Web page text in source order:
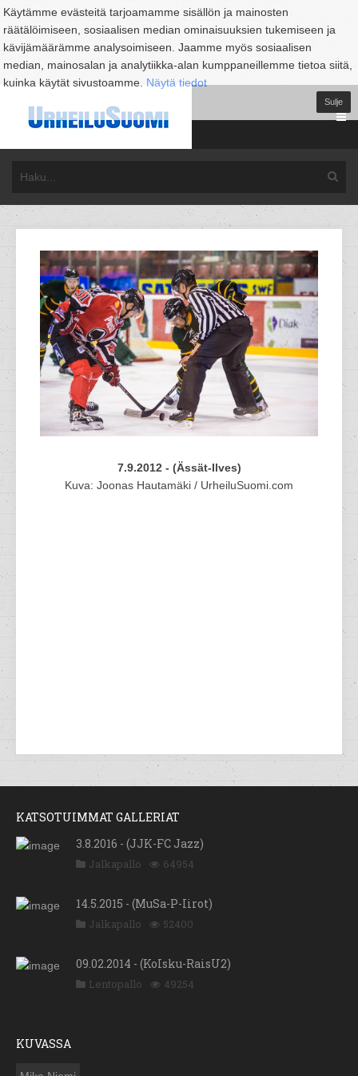
Käytämme evästeitä tarjoamamme sisällön ja mainosten
räätälöimiseen, sosiaalisen median ominaisuuksien tukemiseen ja
kävijämäärämme analysoimiseen. Jaamme myös sosiaalisen
median, mainosalan ja analytiikka-alan kumppaneillemme tietoa siitä,
kuinka käytät sivustoamme. Näytä tiedot
Sulje
7.9.2012 - (Ässät-Ilves)
Kuva: Joonas Hautamäki / UrheiluSuomi.com
KATSOTUIMMAT GALLERIAT
3.8.2016 - (JJK-FC Jazz)
Jalkapallo 64954
14.5.2015 - (MuSa-P-Iirot)
Jalkapallo 52400
09.02.2014 - (KoIsku-RaisU2)
Lentopallo 49254
KUVASSA